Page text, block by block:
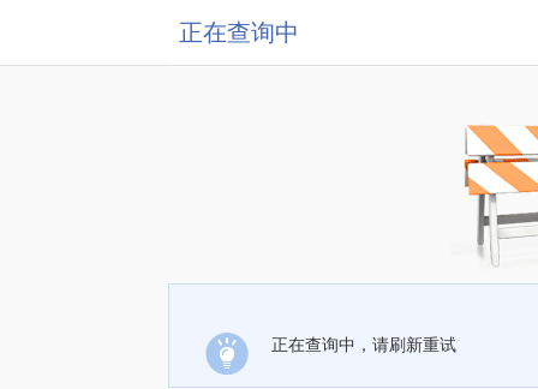
正在查询中
正在查询中，请刷新重试